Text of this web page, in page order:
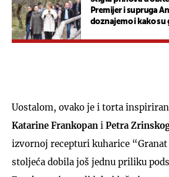
Premijer i supruga
doznajemo i kako su
Uostalom, ovako je i torta
Katarine Frankopan i Petra
izvornoj recepturi kuharice “Granat
stoljeća dobila još jednu priliku